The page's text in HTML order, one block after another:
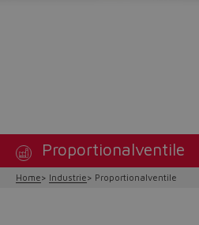
Proportionalventile
Home Industrie Proportionalventile